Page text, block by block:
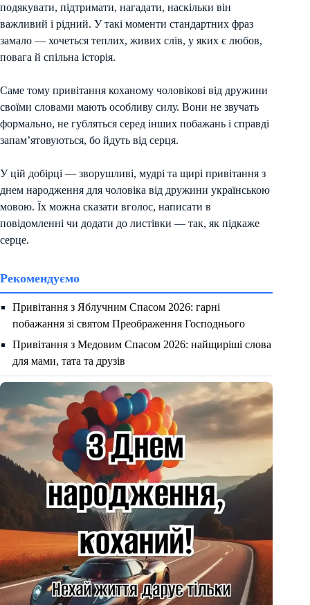
подякувати, підтримати, нагадати, наскільки він
важливий і рідний. У такі моменти стандартних фраз
замало — хочеться теплих, живих слів, у яких є любов,
повага й спільна історія.
Саме тому привітання коханому чоловікові від дружини
своїми словами мають особливу силу. Вони не звучать
формально, не губляться серед інших побажань і справді
запам’ятовуються, бо йдуть від серця.
У цій добірці — зворушливі, мудрі та щирі привітання з
днем народження для чоловіка від дружини українською
мовою. Їх можна сказати вголос, написати в
повідомленні чи додати до листівки — так, як підкаже
серце.
Рекомендуємо
Привітання з Яблучним Спасом 2026: гарні
побажання зі святом Преображення Господнього
Привітання з Медовим Спасом 2026: найщиріші слова
для мами, тата та друзів